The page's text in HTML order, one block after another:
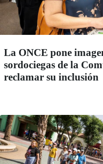
La ONCE pone
sordociegas de la
reclamar su inclusión